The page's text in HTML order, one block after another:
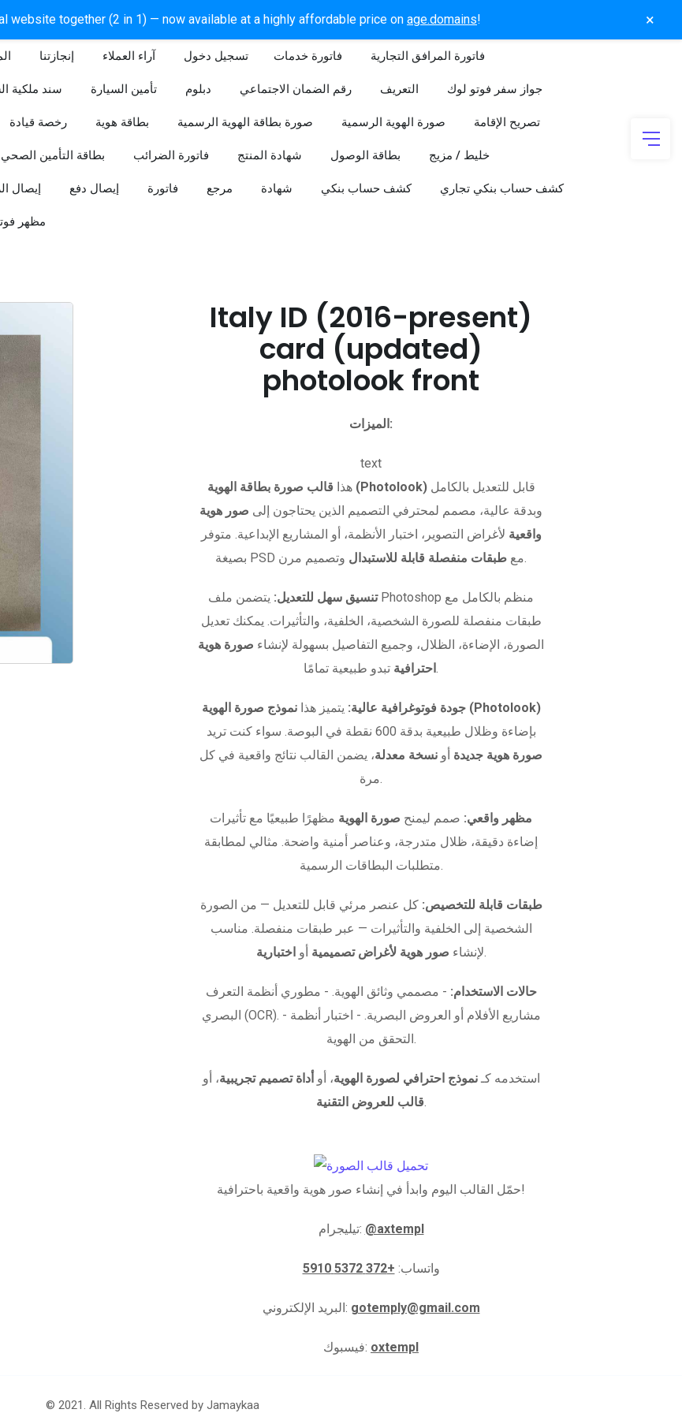
website together (2 in 1) — now available at a highly affordable price on age.domains! ×
إنجازتنا آراء العملاء تسجيل دخول​ فاتورة خدمات فاتورة المرافق التجارية
سند ملكية تأمين السيارة دبلوم رقم الضمان الاجتماعي التعريف جواز سفر فوتو لوك
رخصة قيادة بطاقة هوية صورة بطاقة الهوية الرسمية صورة الهوية الرسمية تصريح الإقامة
بطاقة التأمين الصحي فاتورة الضرائب شهادة المنتج بطاقة الوصول خليط / مزيج
إيصال إيصال دفع فاتورة مرجع شهادة كشف حساب بنكي كشف حساب بنكي تجاري
مظهر
Italy ID (2016-present)
card (updated)
photolook front
الميزات:
text
هذاقالب صورة بطاقة الهوية (Photolook)قابل للتعديل بالكامل
وبدقة عالية، مصمم لمحترفي التصميم الذين يحتاجون إلى صور هوية
واقعية لأغراض التصوير، اختبار الأنظمة، أو المشاريع الإبداعية. متوفر
بصيغة PSD مع طبقات منفصلة قابلة للاستبدال وتصميم مرن.
تنسيق سهل للتعديل: يتضمن ملف Photoshop منظم بالكامل مع
طبقات منفصلة للصورة الشخصية، الخلفية، والتأثيرات. يمكنك تعديل
الصورة، الإضاءة، الظلال، وجميع التفاصيل بسهولة لإنشاء صورة هوية
احترافيةتبدو طبيعية تمامًا.
جودة فوتوغرافية عالية: يتميز هذا
نموذج صورة الهوية (Photolook)
بإضاءة وظلال طبيعية بدقة 600 نقطة في البوصة. سواء كنت تريد
صورة هوية جديدة أو نسخة معدلة، يضمن القالب نتائج واقعية في كل
مرة.
مظهر واقعي: صمم ليمنح صورة الهوية مظهرًا طبيعيًا مع تأثيرات
إضاءة دقيقة، ظلال متدرجة، وعناصر أمنية واضحة. مثالي لمطابقة
متطلبات البطاقات الرسمية.
طبقات قابلة للتخصيص: كل عنصر مرئي قابل للتعديل — من الصورة
الشخصية إلى الخلفية والتأثيرات — عبر طبقات منفصلة. مناسب
لإنشاء صور هوية لأغراض تصميمية أو اختبارية .
حالات الاستخدام: - مصممي وثائق الهوية. - مطوري أنظمة التعرف
البصري (OCR). - مشاريع الأفلام أو العروض البصرية. - اختبار أنظمة
التحقق من الهوية.
استخدمه كـنموذج احترافي لصورة الهوية، أو أداة تصميم تجريبية، أو
قالب للعروض التقنية.
حمّل القالب اليوم وابدأ في إنشاء صور هوية واقعية باحترافية!
تيليجرام: @axtempl
واتساب: +372 5372 5910
البريد الإلكتروني: gotemply@gmail.com
فيسبوك: oxtempl
© 2021. All Rights Reserved by Jamaykaa